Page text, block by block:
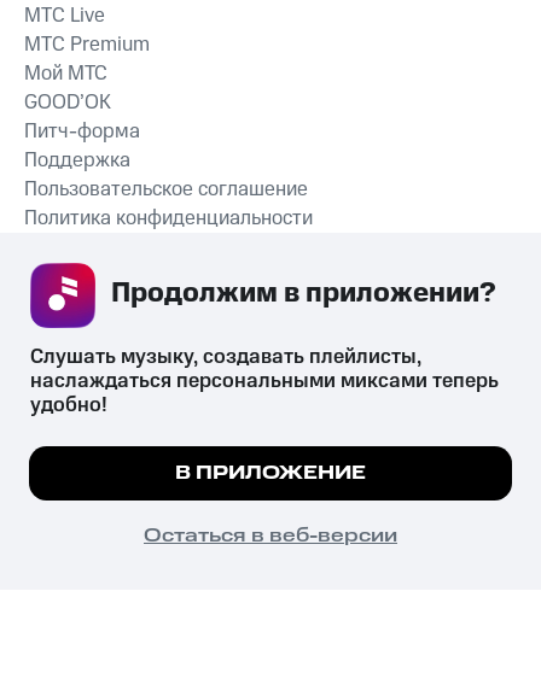
СКАЧАТЬ ПРИЛОЖЕНИЕ
MTС Live
MTС Premium
Мой МТС
GOOD’OK
Питч-форма
Поддержка
Пользовательское соглашение
Политика конфиденциальности
психотропных веществ, их аналогов причиняет вред здоровью,
их незаконный оборот запрещён и влечёт установленную
законодательством ответственность.
© 2026 ООО «КИОН».
Все права защищены
Мы используем куки, чтобы на сайте все
Подробнее
ПОНЯТНО
Слушать музыку, создавать плейлисты,
наслаждаться персональными миксами теперь
удобно!
В ПРИЛОЖЕНИЕ
Остаться в веб-версии